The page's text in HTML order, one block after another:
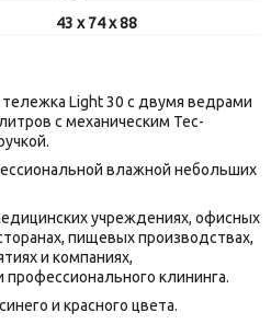
43 x 74 x 88
Light 30 с двумя ведрами
с механическим Tec-
влажной небольших
учреждениях, офисных
пищевых производствах,
и компаниях,
клининга.
и красного цвета.